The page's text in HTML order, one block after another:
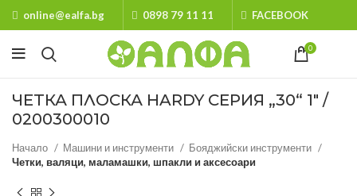
online@ealfa.bg 0898 79 11 11 FACEBOOK
0
ЧЕТКА ПЛОСКА HARDY СЕРИЯ „30“ 1″ /
0200300010
Начало Машини и инструменти
Бояджийски инструменти
Четки, валяци, маламашки, шпакли и аксесоари